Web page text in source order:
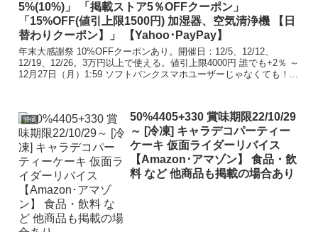
5%(10%)」 「掲載ストア5％OFFクーポン」
「15%OFF(値引上限1500円) 加湿器、空気清浄機 【日
替わりクーポン】」 【Yahoo･PayPay】
年末大感謝祭 10%OFFクーポンあり。開催日：12/5、12/12、
12/19、12/26​。3万円以上で使える。値引上限4000円 誰でも+2％ ～
12月27日（月）1:59 ソフトバンクスマホユーザーじゃなくても！...
特価
50%4405+330 賞味期限22/10/29
～ [冷凍] キャラデコパーティー
ケーキ 仮面ライダーリバイス
【Amazon･アマゾン】 食品・飲
料 など 他商品も掲載の場合あり